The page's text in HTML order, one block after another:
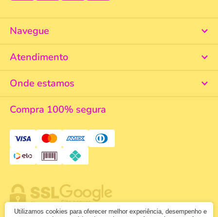
Navegue
Atendimento
Onde estamos
Compra 100% segura
Utilizamos cookies para oferecer melhor experiência, desempenho e